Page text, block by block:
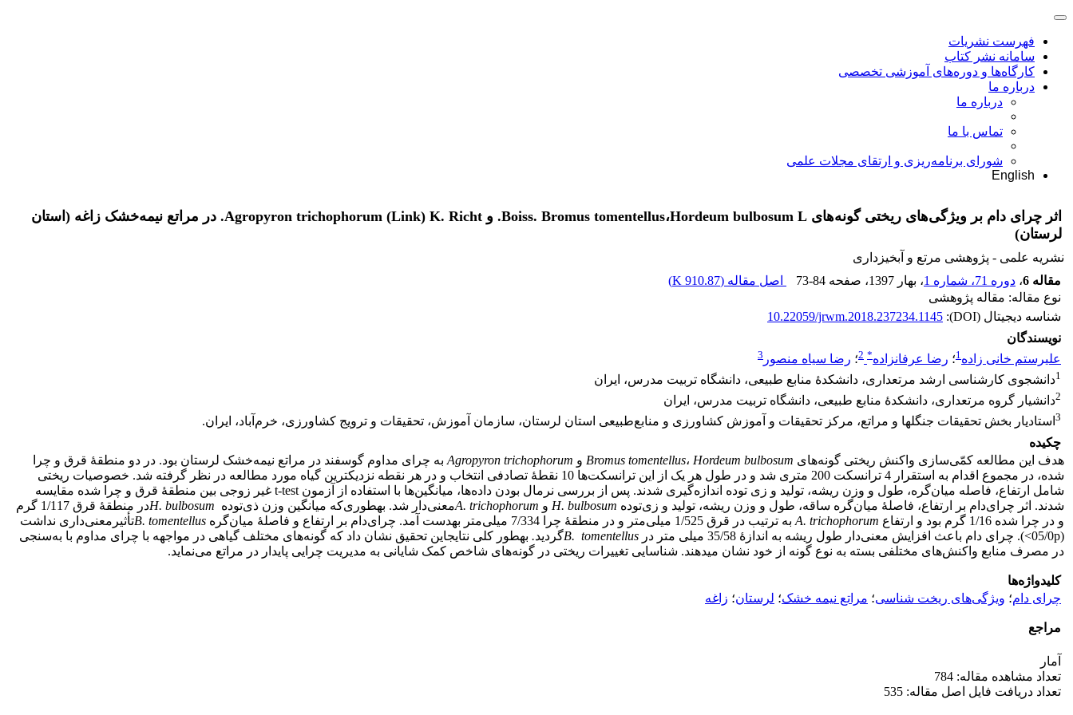
فهرست نشریات
سامانه نشر کتاب
کارگاه‌ها و دوره‌های آموزشی تخصصی
درباره ما
درباره ما
تماس با ما
شورای برنامه‌ریزی و ارتقای مجلات علمی
English
اثر چرای دام بر ویژگی‌های ریختی گونه‌های Boiss. Bromus tomentellus،Hordeum bulbosum L. و Agropyron trichophorum (Link) K. Richt. در مراتع نیمه‌خشک زاغه (استان
لرستان)
نشریه علمی - پژوهشی مرتع و آبخیزداری
مقاله 6
، دوره 71، شماره 1 ، بهار 1397 ، صفحه 73-84 اصل مقاله (910.87 K
)
نوع مقاله: مقاله پژوهشی
شناسه دیجیتال (DOI):
10.22059/jrwm.2018.237234.1145
نویسندگان
علیرستم خانی زاده1؛ رضا عرفانزاده*
2؛ رضا سیاه منصور 3
1دانشجوی کارشناسی ارشد مرتعداری، دانشکدۀ منابع طبیعی، دانشگاه تربیت مدرس، ایران
2دانشیار گروه مرتعداری، دانشکدۀ منابع طبیعی، دانشگاه تربیت مدرس، ایران
3 استادیار بخش تحقیقات جنگلها و مراتع، مرکز تحقیقات و آموزش کشاورزی و منابع‌طبیعی استان لرستان، سازمان آموزش، تحقیقات و ترویج کشاورزی، خرم‌آباد، ایران.
چکیده
هدف این مطالعه کمّی‌سازی واکنش ‌ریختی گونه‌های
Bromus tomentellus، Hordeum bulbosum و Agropyron trichophorum به چرای‌ مداوم گوسفند در مراتع نیمه‌خشک لرستان بود. در دو منطقۀ قرق و چرا
شده، در مجموع اقدام به استقرار 4 ترانسکت 200 متری شد و در طول هر یک از این ترانسکت‌ها 10 نقطۀ تصادفی انتخاب و در هر نقطه نزدیکترین گیاه مورد مطالعه در نظر گرفته شد. خصوصیات ریختی
شامل ارتفاع، فاصله میان‌گره، طول و وزن ریشه، تولید و زی توده اندازه‌گیری شدند. پس از بررسی نرمال بودن داده‌ها، میانگین‌ها با استفاده از آزمون t-test غیر زوجی بین منطقۀ قرق و چرا شده مقایسه
شدند. اثر چرای‌دام بر ارتفاع، فاصلۀ ‌میان‌گره ساقه، طول و وزن ریشه، تولید و زی‌توده H. bulbosum و A. trichophorumمعنی‌دار شد. به­طوری‌که میانگین وزن ذی‌توده
در منطقۀ قرق 1/117 گرم
و در چرا شده 1/16 گرم بود و ارتفاع
A. trichophorum به ترتیب در قرق 1/525 میلی‌متر و در منطقۀ چرا 7/334 میلی‌متر به­دست آمد. چرای‌دام بر ارتفاع و فاصلۀ ‌میان‌گره B. tomentellusتأثیرمعنی‌داری نداشت
(05/0p>). چرای دام باعث افزایش معنی‌دار طول ریشه به اندازۀ 35/58 میلی متر در
B. tomentellusگردید. به­طور کلی نتایجاین تحقیق نشان داد که گونه‌های مختلف گیاهی در مواجهه با چرای مداوم با به‌­­­‌‌سنجی
در مصرف منابع واکنش‌های مختلفی بسته به نوع گونه از خود نشان می­دهند. شناسایی تغییرات ریختی در گونه‌های شاخص کمک شایانی به مدیریت چرایی پایدار در مراتع می‌‌نماید.
کلیدواژه‌ها
چرای دام؛ ویژگی‌های ریخت شناسی؛ مراتع نیمه خشک؛ لرستان؛ زاغه
مراجع
آمار
تعداد مشاهده مقاله: 784
تعداد دریافت فایل اصل مقاله: 535